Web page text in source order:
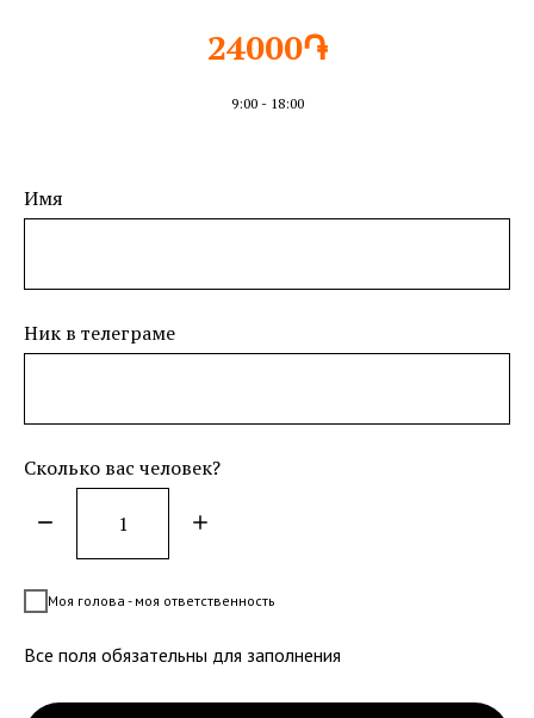
24000֏
9:00 - 18:00
Имя
Ник в телеграме
Сколько вас человек?
Моя голова - моя ответственность
Все поля обязательны для заполнения